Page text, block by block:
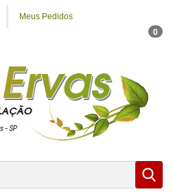
Meus Pedidos
0